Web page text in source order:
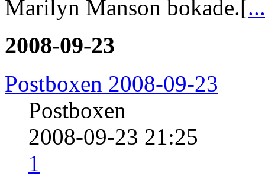
Marilyn Manson bokade.[...
2008-09-23
Postboxen 2008-09-23
Postboxen
2008-09-23 21:25
1